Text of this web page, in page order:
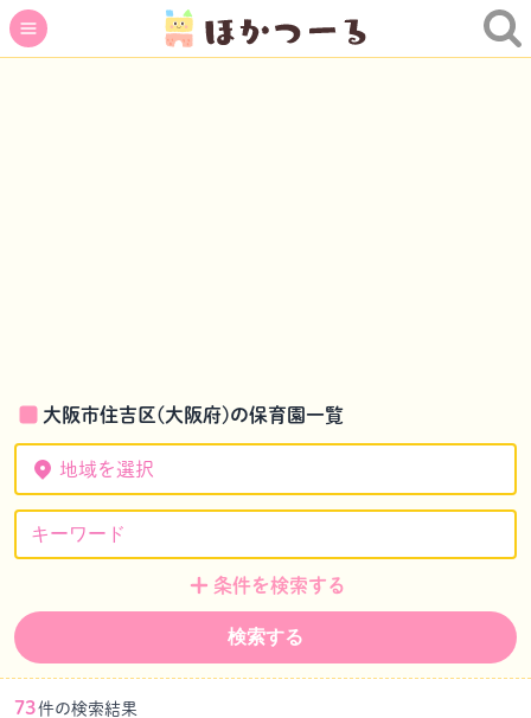
大阪市住吉区(大阪府)の保育園一覧
地域を選択
条件を検索する
検索する
73件の検索結果